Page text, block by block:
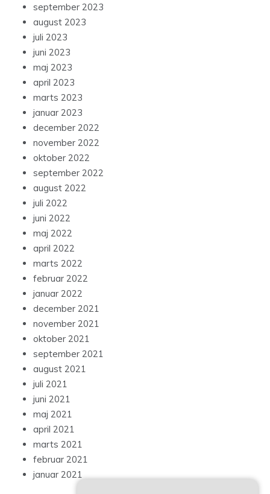
september 2023
august 2023
juli 2023
juni 2023
maj 2023
april 2023
marts 2023
januar 2023
december 2022
november 2022
oktober 2022
september 2022
august 2022
juli 2022
juni 2022
maj 2022
april 2022
marts 2022
februar 2022
januar 2022
december 2021
november 2021
oktober 2021
september 2021
august 2021
juli 2021
juni 2021
maj 2021
april 2021
marts 2021
februar 2021
januar 2021